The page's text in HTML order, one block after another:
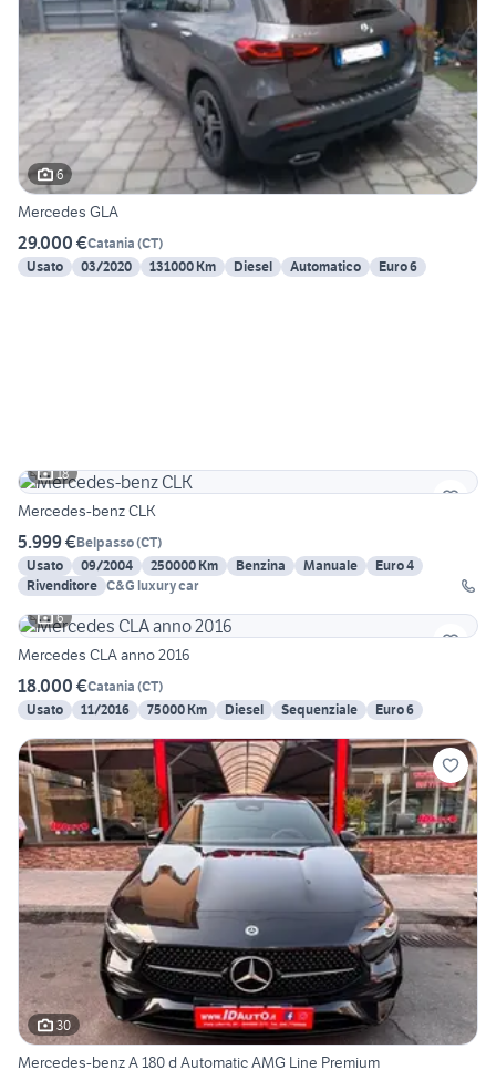
6
Mercedes GLA
29.000 €Catania (CT)
Usato
03/2020 131000 Km Diesel Automatico Euro 6
18
Mercedes-benz CLK
5.999 €Belpasso(CT)
Usato
09/2004 250000 Km Benzina Manuale
Euro 4
Rivenditore C&G luxury car
6
Mercedes CLA anno 2016
18.000 €Catania (CT)
Usato
11/2016 75000 Km Diesel Sequenziale Euro 6
30
Mercedes-benz A 180 d Automatic AMG Line Premium